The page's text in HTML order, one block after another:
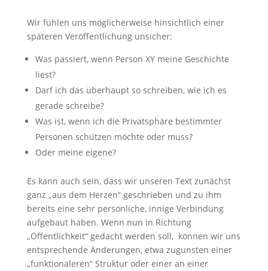
Wir fühlen uns möglicherweise hinsichtlich einer
späteren Veröffentlichung unsicher:
Was passiert, wenn Person XY meine Geschichte
liest?
Darf ich das überhaupt so schreiben, wie ich es
gerade schreibe?
Was ist, wenn ich die Privatsphäre bestimmter
Personen schützen möchte oder muss?
Oder meine eigene?
Es kann auch sein, dass wir unseren Text zunächst
ganz „aus dem Herzen“ geschrieben und zu ihm
bereits eine sehr persönliche, innige Verbindung
aufgebaut haben. Wenn nun in Richtung
„Öffentlichkeit“ gedacht werden soll, können wir uns
entsprechende Änderungen, etwa zugunsten einer
„funktionaleren“ Struktur oder einer an einer